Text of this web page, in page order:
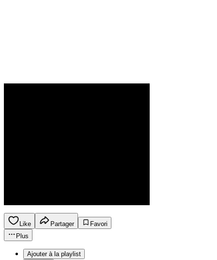
Like Partager
Favori
Plus
Ajouter à la playlist